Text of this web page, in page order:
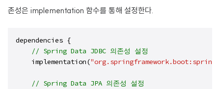
존성은 implementation 함수를 통해 설정한다.
dependencies {
// Spring Data JDBC 의존성 설정
    implementation(
// Spring Data JPA 의존성 설정